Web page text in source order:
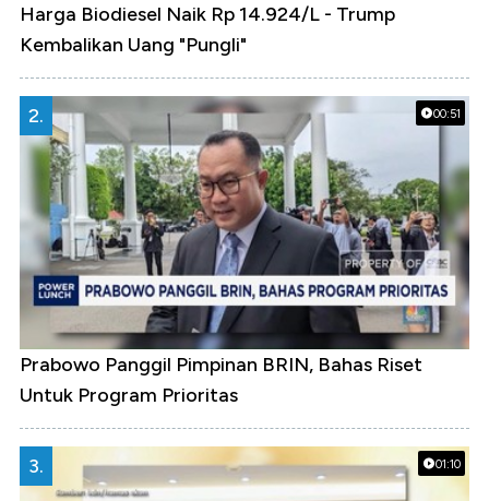
Harga Biodiesel Naik Rp 14.924/L - Trump
Kembalikan Uang "Pungli"
00:51
2.
Prabowo Panggil Pimpinan BRIN, Bahas Riset
Untuk Program Prioritas
01:10
3.